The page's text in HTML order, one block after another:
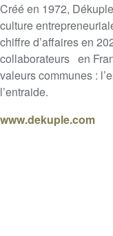
Créé en 1972,
culture
chiffre d’affaires en
collaborateurs en
valeurs communes :
l’entraide.
www.dekuple.com